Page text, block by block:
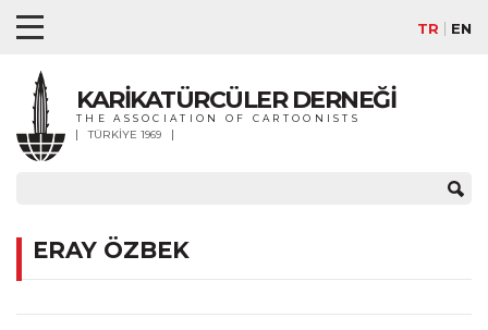
TR EN
KARİKATÜRCÜLER DERNEĞİ
THE ASSOCIATION OF CARTOONISTS
TÜRKİYE 1969
ERAY ÖZBEK